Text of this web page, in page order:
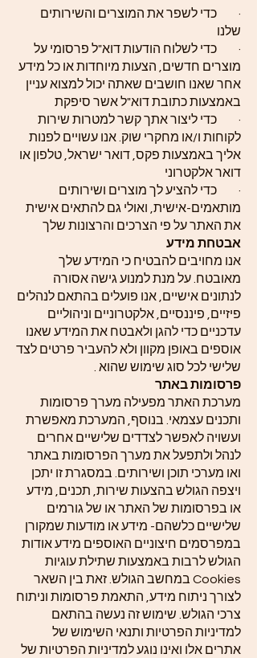
· כדי לשפר את המוצרים והשירותים
שלנו
· כדי לשלוח הודעות דוא"ל פרסומי על
מוצרים חדשים, הצעות מיוחדות או כל מידע
אחר שאנו חושבים שאתה יכול למצוא עניין
באמצעות כתובת דוא"ל אשר סיפקת
· כדי ליצור אתך קשר למטרות שירות
לקוחות ו/או מחקרי שוק. אנו עשויים לפנות
אליך באמצעות פקס, דואר ישראל, טלפון או
דואר אלקטרוני
· כדי להציע לך מוצרים ושירותים
מותאמים-אישית, ואולי גם להתאים אישית
את האתר על פי הצרכים והרצונות שלך
אבטחת מידע
אנו מחויבים להבטיח כי המידע שלך
מאובטח. על מנת למנוע גישה אסורה
לנתונים אישיים, אנו פועלים בהתאם לנהלים
פיזיים, פיננסיים, אלקטרוניים וניהוליים
עדכניים כדי להגן ולאבטח את המידע שאנו
אוספים באופן מקוון ולא להעביר פרטים לצד
שלישי לכל סוג שימוש שהוא .
פרסומות באתר
מערכת האתר מפעילה מערך פרסומות
ותכנים עצמאי. בנוסף, המערכת מאפשרת
ועשויה לאפשר לצדדים שלישיים אחרים
לנהל ולתפעל את מערך הפרסומות באתר
ואו מערכי תוכן ושירותים. במסגרת זו יתכן
ויצפה הגולש בהצעות שירות, תכנים, מידע
או בפרסומות של האתר או של גורמים
שלישיים כלשהם- מידע או מודעות שמקורן
במפרסמים חיצוניים האוספים מידע אודות
הגולש לרבות באמצעות שתילת עוגיות
Cookies במחשב הגולש. זאת בין השאר
לצורך ניתוח מידע, התאמת פרסומות וניתוח
צרכי הגולש. שימוש זה נעשה בהתאם
למדיניות הפרטיות ותנאי השימוש של
אתרים אלו ואינו נוגע למדיניות הפרטיות של